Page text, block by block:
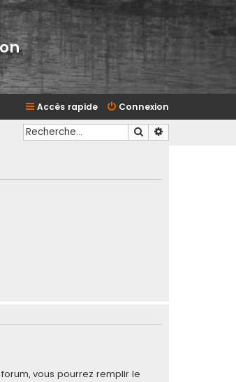
Connexion
Accès rapide
Rechercher
vous pourrez remplir le